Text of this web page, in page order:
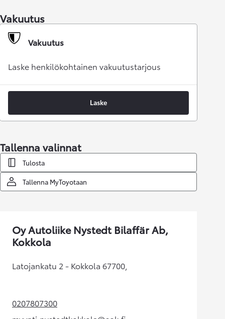
Vakuutus
Vakuutus
Laske henkilökohtainen vakuutustarjous
Laske
Tallenna valinnat
Tulosta
Tallenna MyToyotaan
Oy Autoliike Nystedt Bilaffär Ab,
Kokkola
Latojankatu 2 - Kokkola 67700,
0207807300(Aukeaa uudessa välilehdessä)